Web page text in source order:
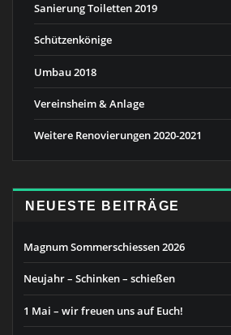
Sanierung Toiletten 2019
Schützenkönige
Umbau 2018
Vereinsheim & Anlage
Weitere Renovierungen 2020-2021
NEUESTE BEITRÄGE
Magnum Sommerschiessen 2026
Neujahr – Schinken – schießen
1 Mai – wir freuen uns auf Euch!